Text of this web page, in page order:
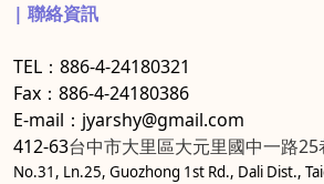
| 聯絡資訊
TEL：886-4-24180321
Fax：886-4-24180386
E-mail：jyarshy@gmail.com
412-63台中市大里區大元里國中一路
No.31, Ln.25, Guozhong 1st Rd., Dali Dist.,